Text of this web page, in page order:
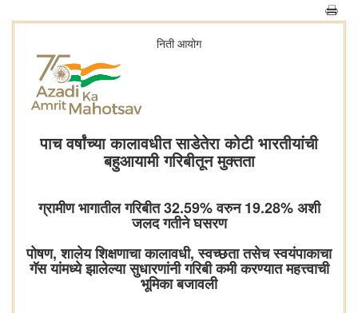
निती आयोग
पाच वर्षांच्या कालावधीत साडेतेरा कोटी भारतीयांची
बहुआयामी गरिबीतून मुक्तता
ग्रामीण भागातील गरिबीत 32.59% वरुन 19.28% अशी
जलद गतीने घसरण
पोषण, शालेय शिक्षणाचा कालावधी, स्वच्छता तसेच स्वयंपाकाचा
गॅस यांमध्ये झालेल्या सुधारणांनी गरिबी कमी करण्यात महत्त्वाची
भूमिका बजावली